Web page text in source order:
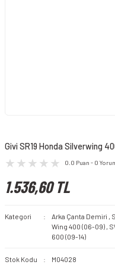
Givi SR19 Honda Silverwing
0.0 Puan - 0
1.536,60 TL
Kategori Arka Çanta Demiri ,
Wing 400 (06-09) ,
600 (09-14)
Stok Kodu M04028